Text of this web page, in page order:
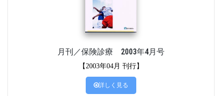
月刊／保険診療 2003年4月号
【2003年04月 刊行】
詳しく見る